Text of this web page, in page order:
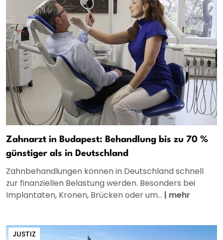
Zahnarzt in Budapest: Behandlung bis zu 70 %
günstiger als in Deutschland
Zahnbehandlungen können in Deutschland schnell
zur finanziellen Belastung werden. Besonders bei
Implantaten, Kronen, Brücken oder um... | mehr
JUSTIZ